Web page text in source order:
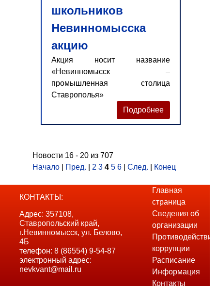
школьников
Невинномысска
акцию
Акция носит название
«Невинномысск –
промышленная столица
Ставрополья»
Подробнее
Новости 16 - 20 из 707
Начало
Пред. 2 3 4 5 6 |След. Конец
КОНТАКТЫ:
Адрес: 357108,
Ставропольский край,
г.Невинномысск, ул. Белово,
4Б
телефон: 8 (86554) 9-54-87
электронный адрес:
nevkvant@mail.ru
Главная
страница
Сведения об
организации
Противодействие
коррупции
Расписание
Информация
Контакты